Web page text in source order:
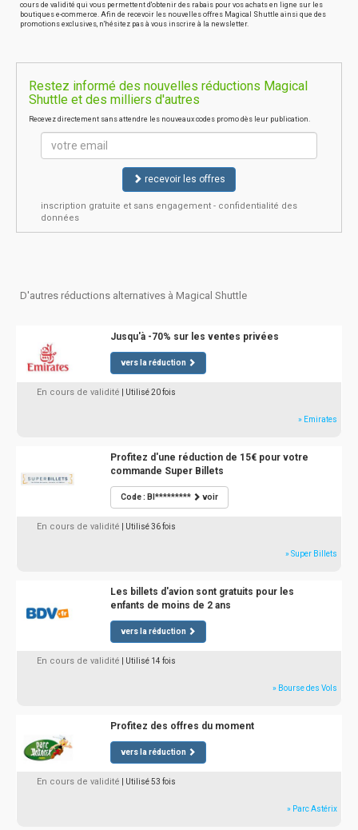
cours de validité qui vous permettent d'obtenir des rabais pour vos achats en ligne sur les
boutiques e-commerce. Afin de recevoir les nouvelles offres Magical Shuttle ainsi que des
promotions exclusives, n'hésitez pas à vous inscrire à la newsletter.
Restez informé des nouvelles réductions Magical
Shuttle et des milliers d'autres
Recevez directement sans attendre les nouveaux codes promo dès leur publication.
recevoir les offres
inscription gratuite et sans engagement - confidentialité des
données
D'autres réductions alternatives à Magical Shuttle
Jusqu'à -70% sur les ventes privées
vers la réduction
En cours de validité | Utilisé 20 fois
» Emirates
Profitez d'une réduction de 15€ pour votre
commande Super Billets
Code : BI********* voir
En cours de validité | Utilisé 36 fois
» Super Billets
Les billets d'avion sont gratuits pour les
enfants de moins de 2 ans
vers la réduction
En cours de validité | Utilisé 14 fois
» Bourse des Vols
Profitez des offres du moment
vers la réduction
En cours de validité | Utilisé 53 fois
» Parc Astérix